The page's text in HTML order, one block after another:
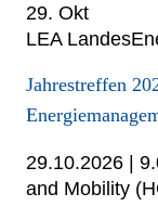
29. Okt
LEA
Jahrestreffen
29.10.2026 |
and Mobility